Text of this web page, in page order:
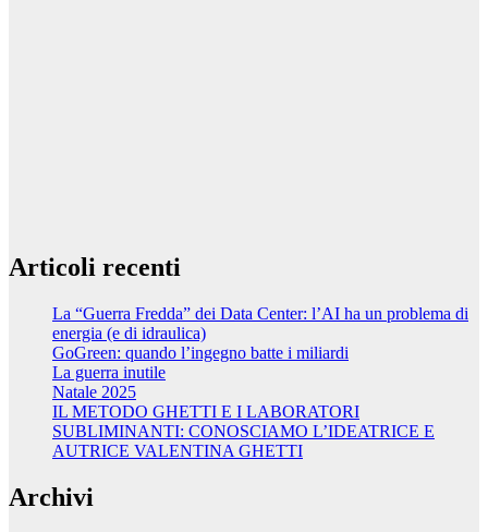
Articoli recenti
La “Guerra Fredda” dei Data Center: l’AI ha un problema di
energia (e di idraulica)
GoGreen: quando l’ingegno batte i miliardi
La guerra inutile
Natale 2025
IL METODO GHETTI E I LABORATORI
SUBLIMINANTI: CONOSCIAMO L’IDEATRICE E
AUTRICE VALENTINA GHETTI
Archivi